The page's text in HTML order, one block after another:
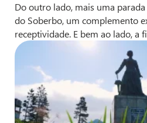
Do outro lado, mais uma
do Soberbo, um complemento
receptividade. E bem ao lado, a